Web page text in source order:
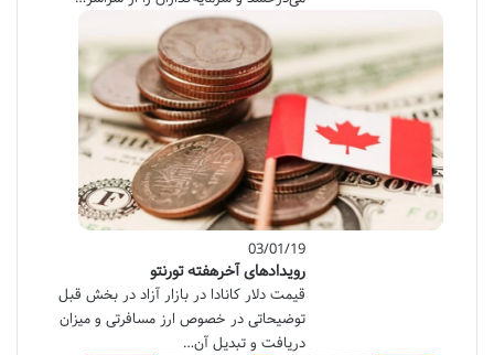
03/01/19
رویدادهای آخرهفته تورنتو
قیمت دلار کانادا در بازار آزاد در بخش قبل
توضیحاتی در خصوص ارز مسافرتی و میزان
دریافت و تبدیل آن…